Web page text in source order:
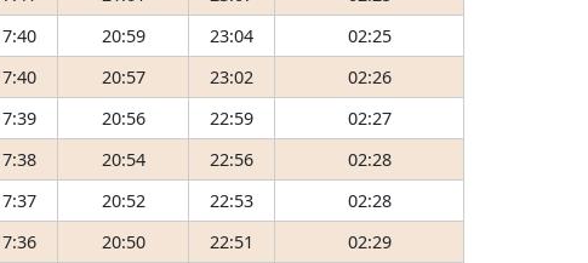
20:59 23:04
02:25
20:57 23:02
02:26
20:56 22:59
02:27
20:54 22:56
02:28
20:52 22:53
02:28
20:50 22:51
02:29